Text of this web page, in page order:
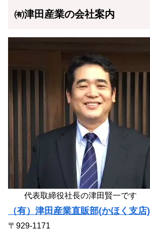
㈲津田産業の会社案内
代表取締役社長の津田賢一です
（有）津田産業直販部(かほく支店)
〒929-1171